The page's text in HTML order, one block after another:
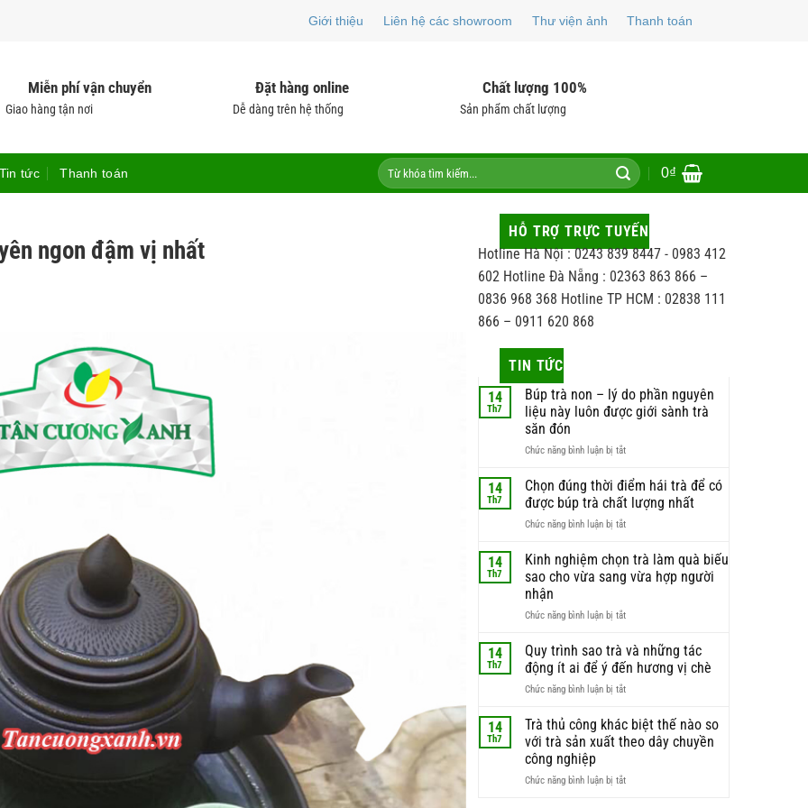
Giới thiệu Liên hệ các showroom Thư viện ảnh Thanh toán
Miễn phí vận chuyển
Giao hàng tận nơi
Đặt hàng online
Dễ dàng trên hệ thống
Chất lượng 100%
Sản phẩm chất lượng
tức Thanh toán
Tìm
kiếm:
0₫
ngon đậm vị nhất
HỖ TRỢ TRỰC TUYẾN
Hotline Hà Nội : 0243 839 8447 - 0983 412
602 Hotline Đà Nẵng : 02363 863 866 –
0836 968 368 Hotline TP HCM : 02838 111
866 – 0911 620 868
TIN TỨC
14
Th7
Búp trà non – lý do phần nguyên
liệu này luôn được giới sành trà
săn đón
Chức năng bình luận bị tắtở
trà
non
–
lý
phần
nguyên
liệu
luôn
giới
sành
săn
14
Th7
Chọn đúng thời điểm hái trà để có
được búp trà chất lượng nhất
Chức năng bình luận bị tắtở
đúng
thời
điểm
trà
có
được
búp
trà
lượng
nhất
14
Th7
Kinh nghiệm chọn trà làm quà biếu
sao cho vừa sang vừa hợp người
nhận
Chức năng bình luận bị tắtở
nghiệm
chọn
trà
làm
biếu
sao
sang
14
Th7
Quy trình sao trà và những tác
động ít ai để ý đến hương vị chè
Chức năng bình luận bị tắtở
trình
sao
trà
những
14
Th7
Trà thủ công khác biệt thế nào so
với trà sản xuất theo dây chuyền
công nghiệp
Chức năng bình luận bị tắtở